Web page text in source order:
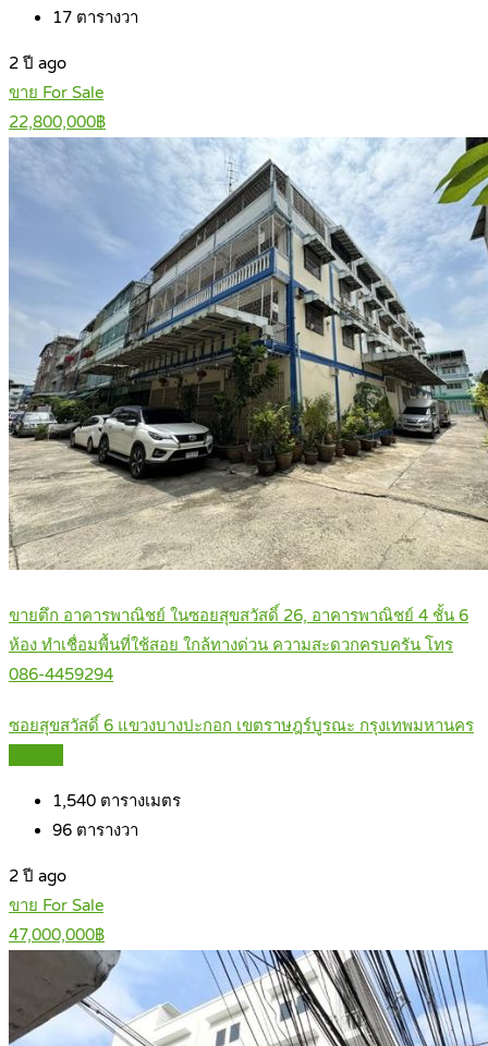
17 ตารางวา
2 ปี ago
ขาย For Sale
22,800,000฿
ขายตึก อาคารพาณิชย์ ในซอยสุขสวัสดิ์ 26, อาคารพาณิชย์ 4 ชั้น 6
ห้อง ทำเชื่อมพื้นที่ใช้สอย ใกล้ทางด่วน ความสะดวกครบครัน โทร
086-4459294
ซอยสุขสวัสดิ์ 6 แขวงบางปะกอก เขตราษฎร์บูรณะ กรุงเทพมหานคร
1,540 ตารางเมตร
96 ตารางวา
2 ปี ago
ขาย For Sale
47,000,000฿